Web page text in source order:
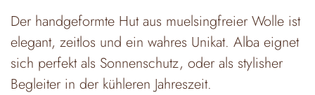
Der handgeformte Hut aus muelsingfreier Wolle ist
elegant, zeitlos und ein wahres Unikat. Alba eignet
sich perfekt als Sonnenschutz, oder als stylisher
Begleiter in der kühleren Jahreszeit.